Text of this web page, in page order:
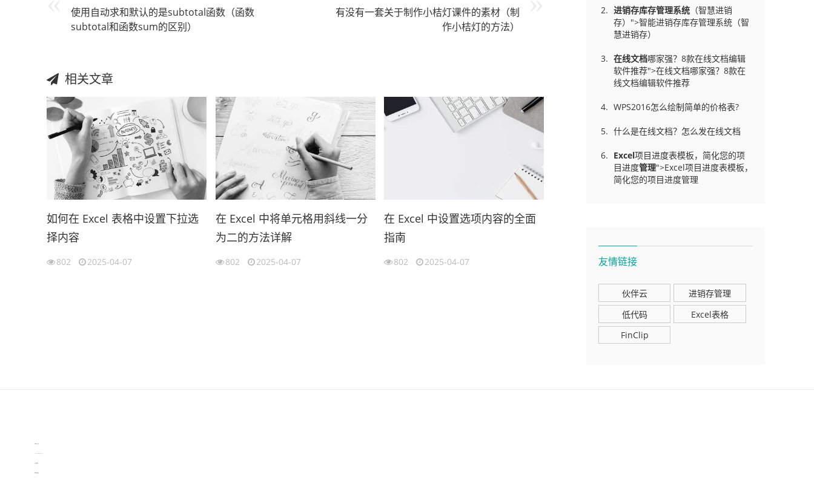
使用自动求和默认的是subtotal函数（函数
subtotal和函数sum的区别）
有没有一套关于制作小桔灯课件的素材（制
作小桔灯的方法）
相关文章
如何在 Excel 表格中设置下拉选
择内容
802 2025-04-07
在 Excel 中将单元格用斜线一分
为二的方法详解
802 2025-04-07
在 Excel 中设置选项内容的全面
指南
802 2025-04-07
进销存库存管理系统 （智慧进销
存）">智能进销存库存管理系统（智
慧进销存）
在线文档哪家强？8款在线文档编辑
软件推荐">在线文档哪家强？8款在
线文档编辑软件推荐
WPS2016怎么绘制简单的价格表?
什么是在线文档？怎么发在线文档
Excel项目进度表模板，简化您的项
目进度管理">Excel项目进度表模板，
简化您的项目进度管理
友情链接
伙伴云
进销存管理
低代码
Excel表格
FinClip